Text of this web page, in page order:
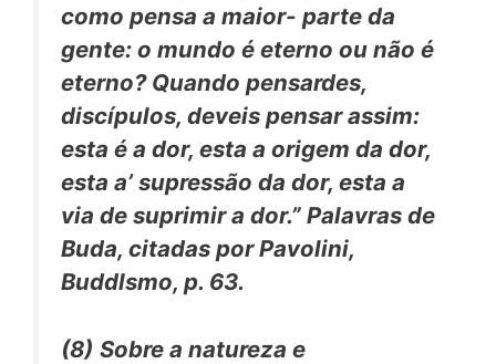
como pensa a maior- parte da
gente: o mundo é eterno ou não é
eterno? Quando pensardes,
discípulos, deveis pensar assim:
esta é a dor, esta a origem da dor,
esta a’ supressão da dor, esta a
via de suprimir a dor.” Palavras de
Buda, citadas por Pavolini,
Buddlsmo, p. 63.
(8) Sobre a natureza e